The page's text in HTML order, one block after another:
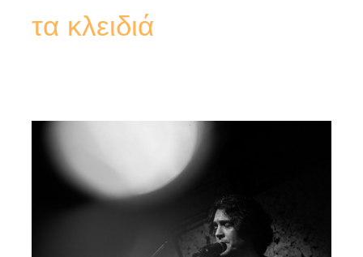
τα κλειδιά